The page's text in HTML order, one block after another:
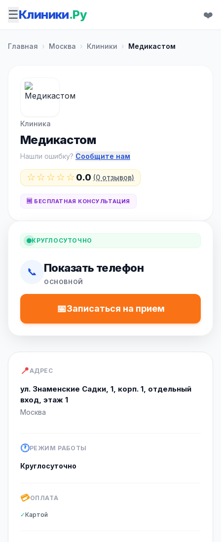
☰Клиники.Ру ❤️
Главная › Москва › Клиники › Медикастом
Клиника
Медикастом
Нашли ошибку? Сообщите нам
☆☆☆☆☆0.0 (0 отзывов)
🆓 БЕСПЛАТНАЯ КОНСУЛЬТАЦИЯ
КРУГЛОСУТОЧНО
📞 Показать телефон
ОСНОВНОЙ
📅Записаться на прием
📍АДРЕС
ул. Знаменские Садки, 1, корп. 1, отдельный
вход, этаж 1
Москва
🕐РЕЖИМ РАБОТЫ
Круглосуточно
💳ОПЛАТА
✓Картой